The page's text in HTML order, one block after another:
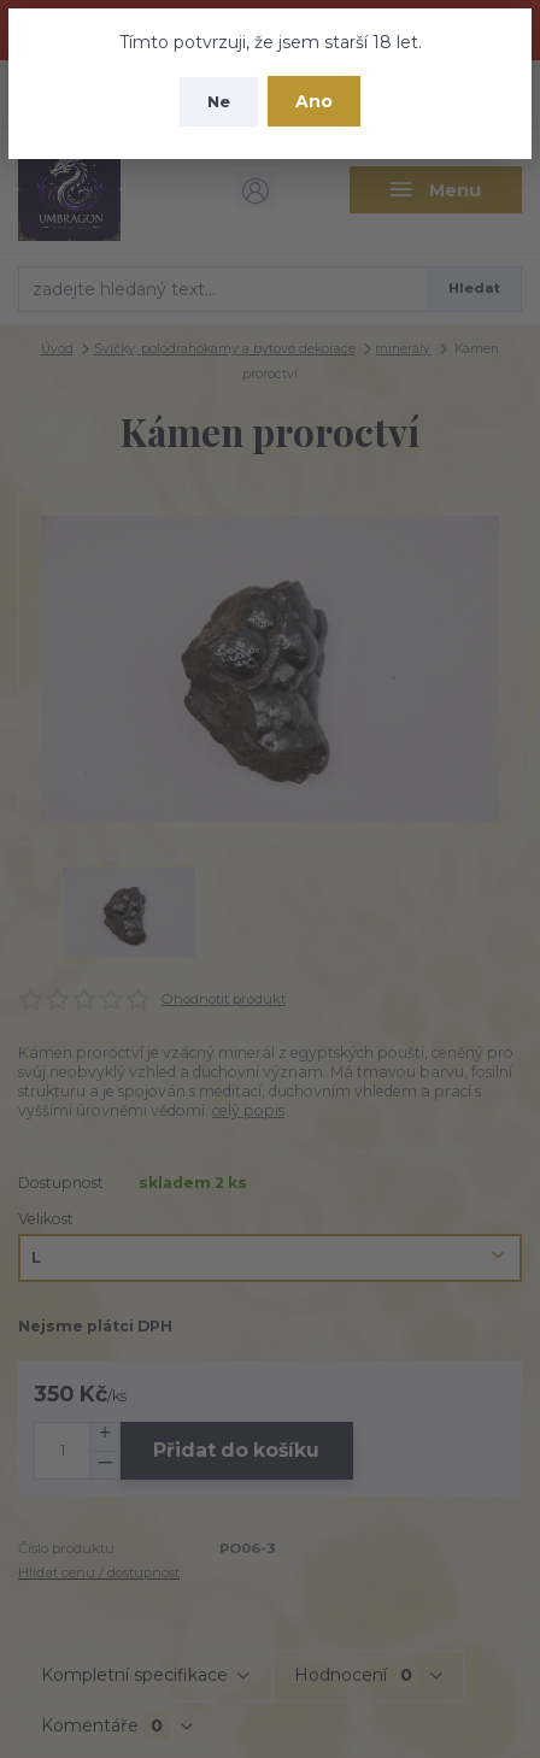
nebuďte vyděšeni zde najdete vše a ještě mnohem víc
Tímto potvrzuji, že jsem starší 18 let.
Ne Ano
Menu
CZK
Hledat
Úvod Svíčky, polodrahokamy a bytové dekorace minerály
Kámen
proroctví
Kámen proroctví
Ohodnotit produkt
Kámen proroctví je vzácný minerál z egyptských pouští, ceněný pro
svůj neobvyklý vzhled a duchovní význam. Má tmavou barvu, fosilní
strukturu a je spojován s meditací, duchovním vhledem a prací s
vyššími úrovněmi vědomí. celý popis
Dostupnost
skladem 2 ks
Velikost
Nejsme plátci DPH
350 Kč/ks
Přidat do košíku
Číslo produktu:
PO06-3
Hlídat cenu / dostupnost
Kompletní specifikace Hodnocení 0
Komentáře 0